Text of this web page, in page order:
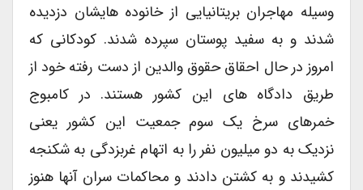
وسیله مهاجران بریتانیایی از خانوده هایشان دزدیده
شدند و به سفید پوستان سپرده شدند. کودکانی که
امروز در حال احقاق حقوق والدین از دست رفته خود از
طریق دادگاه های این کشور هستند. در کامبوج
خمرهای سرخ یک سوم جمعیت این کشور یعنی
نزدیک به دو میلیون نفر را به اتهام غربزدگی به شکنجه
کشیدند و به کشتن دادند و محاکمات سران آنها هنوز